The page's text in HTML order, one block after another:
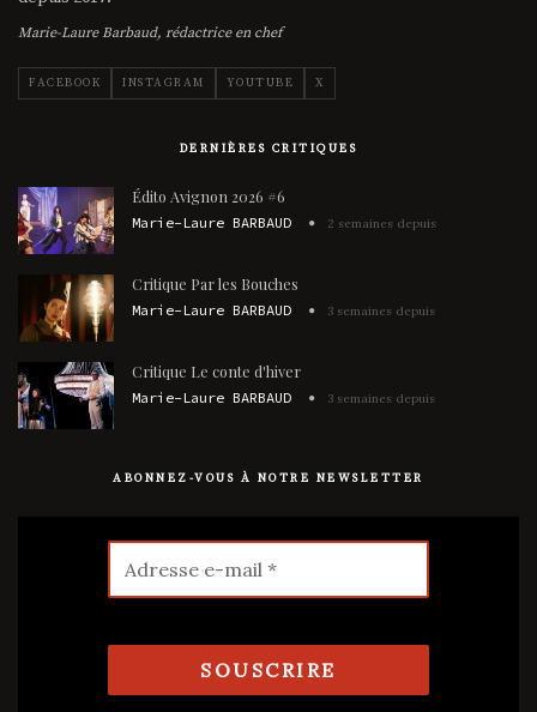
Marie-Laure Barbaud, rédactrice en chef
FACEBOOK INSTAGRAM YOUTUBE X
DERNIÈRES CRITIQUES
Édito Avignon 2026 #6
Marie-Laure BARBAUD 2 semaines depuis
Critique Par les Bouches
Marie-Laure BARBAUD 3 semaines depuis
Critique Le conte d'hiver
Marie-Laure BARBAUD 3 semaines depuis
ABONNEZ-VOUS À NOTRE NEWSLETTER